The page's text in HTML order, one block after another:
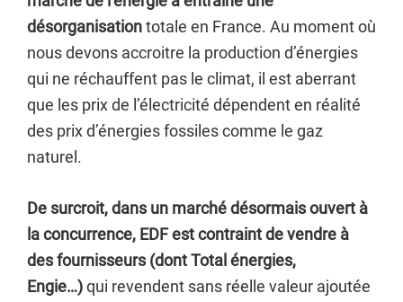
désorganisationtotale en France. Au moment où
nous devons accroitre la production d’énergies
qui ne réchauffent pas le climat, il est aberrant
que les prix de l’électricité dépendent en réalité
des prix d’énergies fossiles comme le gaz
naturel.
De surcroit, dans un marché désormais ouvert à
la concurrence, EDF est contraint de vendre à
des fournisseurs (dont Total énergies,
Engie…)qui revendent sans réelle valeur ajoutée